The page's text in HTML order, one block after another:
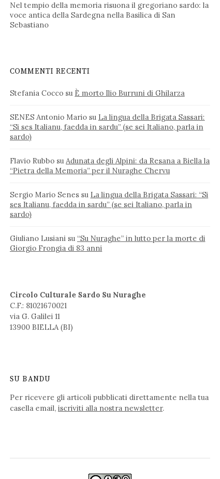
Nel tempio della memoria risuona il gregoriano sardo: la
voce antica della Sardegna nella Basilica di San
Sebastiano
COMMENTI RECENTI
Stefania Cocco su È morto Ilio Burruni di Ghilarza
SENES Antonio Mario su La lingua della Brigata Sassari:
“Si ses Italianu, faedda in sardu” (se sei Italiano, parla in
sardo)
Flavio Rubbo su Adunata degli Alpini: da Resana a Biella la
“Pietra della Memoria” per il Nuraghe Chervu
Sergio Mario Senes su La lingua della Brigata Sassari: “Si
ses Italianu, faedda in sardu” (se sei Italiano, parla in
sardo)
Giuliano Lusiani su “Su Nuraghe” in lutto per la morte di
Giorgio Frongia di 83 anni
Circolo Culturale Sardo Su Nuraghe
C.F.: 81021670021
via G. Galilei 11
13900 BIELLA (BI)
SU BANDU
Per ricevere gli articoli pubblicati direttamente nella tua
casella email, iscriviti alla nostra newsletter.